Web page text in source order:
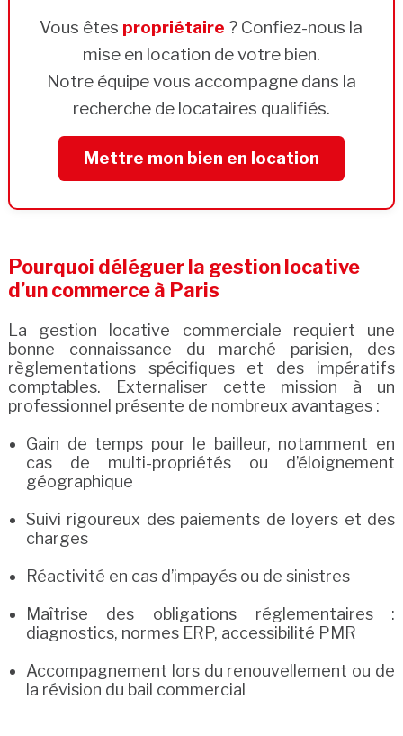
Vous êtes propriétaire ? Confiez-nous la
mise en location de votre bien.
Notre équipe vous accompagne dans la
recherche de locataires qualifiés.
Mettre mon bien en location
Pourquoi déléguer la gestion locative
d’un commerce à Paris
La gestion locative commerciale requiert une
bonne connaissance du marché parisien, des
règlementations spécifiques et des impératifs
comptables. Externaliser cette mission à un
professionnel présente de nombreux avantages :
Gain de temps pour le bailleur, notamment en
cas de multi-propriétés ou d’éloignement
géographique
Suivi rigoureux des paiements de loyers et des
charges
Réactivité en cas d’impayés ou de sinistres
Maîtrise des obligations réglementaires :
diagnostics, normes ERP, accessibilité PMR
Accompagnement lors du renouvellement ou de
la révision du bail commercial